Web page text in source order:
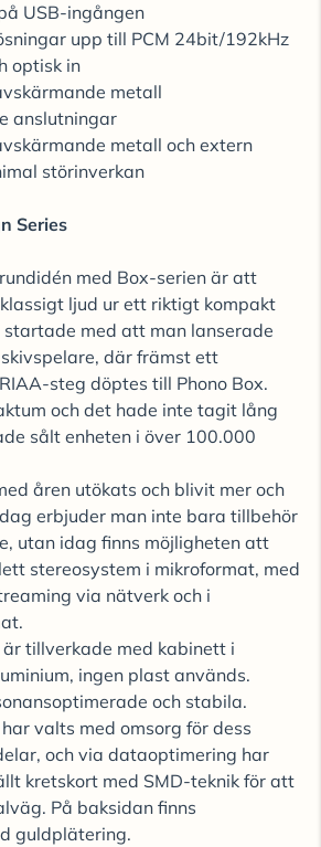
USB-ingången
upp till PCM 24bit/192kHz
optisk in
metall
anslutningar
metall och extern
störinverkan
Series
med Box-serien är att
ljud ur ett riktigt kompakt
med att man lanserade
där främst ett
steg döptes till Phono Box.
och det hade inte tagit lång
sålt enheten i över 100.000
åren utökats och blivit mer och
erbjuder man inte bara tillbehör
utan idag finns möjligheten att
stereosystem i mikroformat, med
via nätverk och i
tillverkade med kabinett i
ingen plast används.
och stabila.
valts med omsorg för dess
och via dataoptimering har
kretskort med SMD-teknik för att
På baksidan finns
guldplätering.